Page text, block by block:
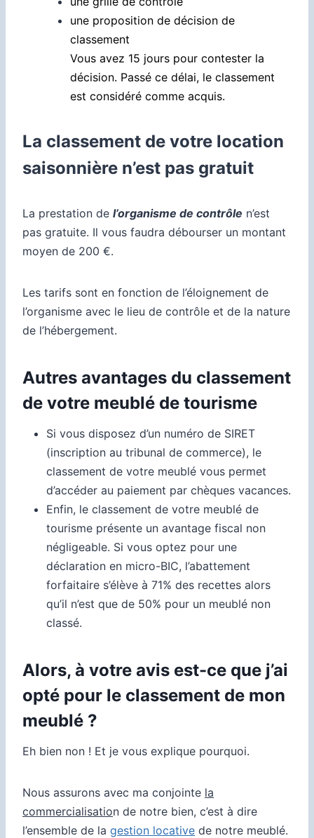
une proposition de décision de
classement
Vous avez 15 jours pour contester la
décision. Passé ce délai, le classement
est considéré comme acquis.
La classement de votre location
saisonnière n’est pas gratuit
La prestation de l’organisme de contrôle n’est
pas gratuite. Il vous faudra débourser un montant
moyen de 200 €.
Les tarifs sont en fonction de l’éloignement de
l’organisme avec le lieu de contrôle et de la nature
de l’hébergement.
Autres avantages du classement
de votre meublé de tourisme
Si vous disposez d’un numéro de SIRET
(inscription au tribunal de commerce), le
classement de votre meublé vous permet
d’accéder au paiement par chèques vacances.
Enfin, le classement de votre meublé de
tourisme présente un avantage fiscal non
négligeable. Si vous optez pour une
déclaration en micro-BIC, l’abattement
forfaitaire s’élève à 71% des recettes alors
qu’il n’est que de 50% pour un meublé non
classé.
Alors, à votre avis est-ce que j’ai
opté pour le classement de mon
meublé ?
Eh bien non ! Et je vous explique pourquoi.
Nous assurons avec ma conjointe la
commercialisation de notre bien, c’est à dire
l’ensemble de la gestion locative de notre meublé.